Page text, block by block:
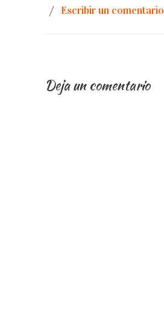
/ Escribir un comentario
Deja un comentario